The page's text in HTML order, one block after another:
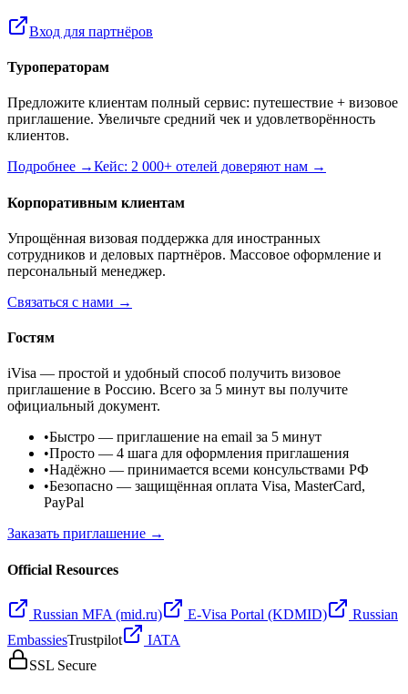
Вход для партнёров
Туроператорам
Предложите клиентам полный сервис: путешествие + визовое
приглашение. Увеличьте средний чек и удовлетворённость
клиентов.
Подробнее →Кейс: 2 000+ отелей доверяют нам →
Корпоративным клиентам
Упрощённая визовая поддержка для иностранных
сотрудников и деловых партнёров. Массовое оформление и
персональный менеджер.
Связаться с нами →
Гостям
iVisa — простой и удобный способ получить визовое
приглашение в Россию. Всего за 5 минут вы получите
официальный документ.
•Быстро — приглашение на email за 5 минут
•Просто — 4 шага для оформления приглашения
•Надёжно — принимается всеми консульствами РФ
•Безопасно — защищённая оплата Visa, MasterCard,
PayPal
Заказать приглашение →
Official Resources
Russian MFA (mid.ru) E-Visa Portal (KDMID)
Russian
EmbassiesTrustpilot
IATA
SSL Secure